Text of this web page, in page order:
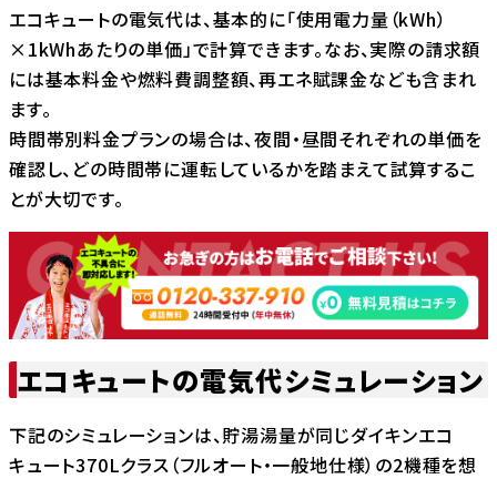
エコキュートの電気代は、基本的に「使用電力量（kWh）
×1kWhあたりの単価」で計算できます。なお、実際の請求額
には基本料金や燃料費調整額、再エネ賦課金なども含まれ
ます。
時間帯別料金プランの場合は、夜間・昼間それぞれの単価を
確認し、どの時間帯に運転しているかを踏まえて試算するこ
とが大切です。
エコキュートの電気代シミュレーション
下記のシミュレーションは、貯湯湯量が同じダイキンエコ
キュート370Lクラス（フルオート・一般地仕様）の2機種を想